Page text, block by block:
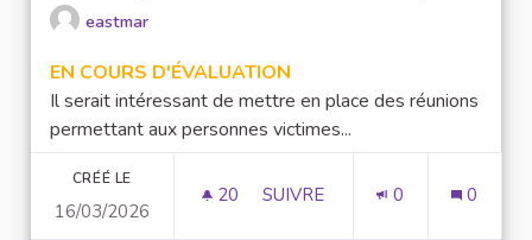
eastmar
EN COURS D'ÉVALUATION
Il serait intéressant de mettre en place des réunions
permettant aux personnes victimes...
CRÉÉ LE
16/03/2026
20 20 ABONNÉS
SUIVRE 0 0